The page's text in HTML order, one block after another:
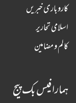
کاروباری خبریں
اسلامی تحاریر
کالم و مضامین
ہمارا فیس بک پیج